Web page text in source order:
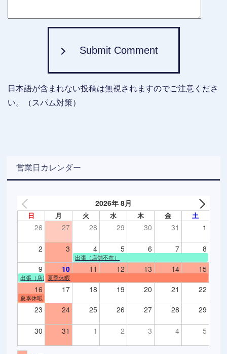
Submit Comment
日本語が含まれない投稿は無視されますのでご注意くださ
い。（スパム対策）
営業日カレンダー
2026年 8月
日 月 火 水 木 金 土
26 27 28 29 30 31 1
2 3 4 5 6 7 8
出張（店舗不在）
9 10 11 12 13 14 15
出張（店舗不在）
夏季休暇
16 17 18 19 20 21 22
夏季休暇
23 24 25 26 27 28 29
30 31 1 2 3 4 5